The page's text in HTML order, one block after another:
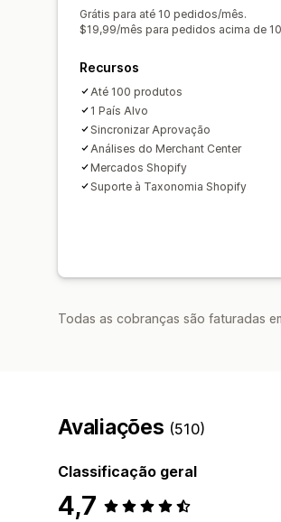
Grátis para até 10 pedidos/mês.
$19,99/mês para pedidos acima de
Recursos
Até 100 produtos
1 País Alvo
Sincronizar Aprovação
Análises do Merchant Center
Mercados Shopify
Suporte à Taxonomia Shopify
Todas as cobranças são faturadas
Avaliações (510)
Classificação geral
4,7